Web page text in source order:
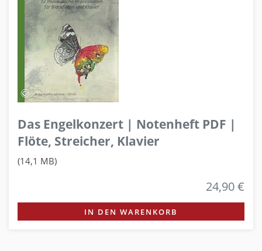
Das Engelkonzert | Notenheft PDF |
Flöte, Streicher, Klavier
(14,1 MB)
24,90 €
IN DEN WARENKORB